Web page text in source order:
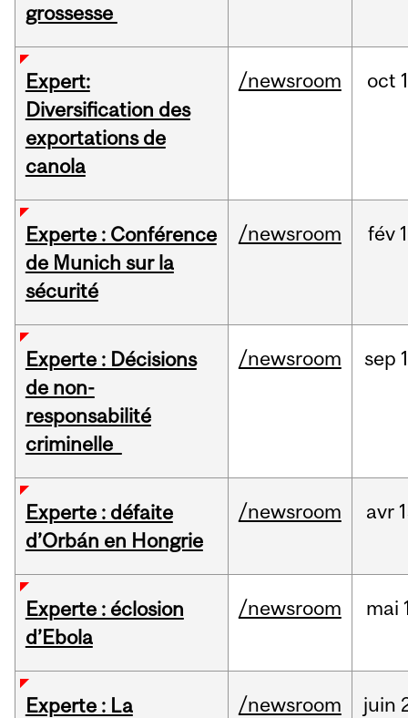
grossesse
Expert:
Diversification des
exportations de
canola
/newsroom oct
Experte : Conférence
de Munich sur la
sécurité
/newsroom fév
Experte : Décisions
de non-
responsabilité
criminelle
/newsroom sep
Experte : défaite
d’Orbán en Hongrie
/newsroom avr
Experte : éclosion
d’Ebola
/newsroom mai
Experte : La
/newsroom juin